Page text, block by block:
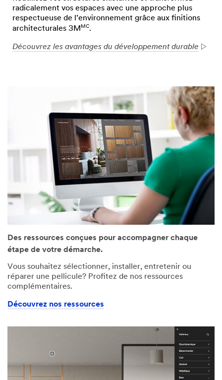
radicalement vos espaces avec une approche plus
respectueuse de l’environnement grâce aux finitions
architecturales 3MMC.
Découvrez les avantages du développement durable
Des ressources conçues pour accompagner chaque
étape de votre démarche.
Vous souhaitez sélectionner, installer, entretenir ou
réparer une pellicule? Profitez de nos ressources
complémentaires.
Découvrez nos ressources